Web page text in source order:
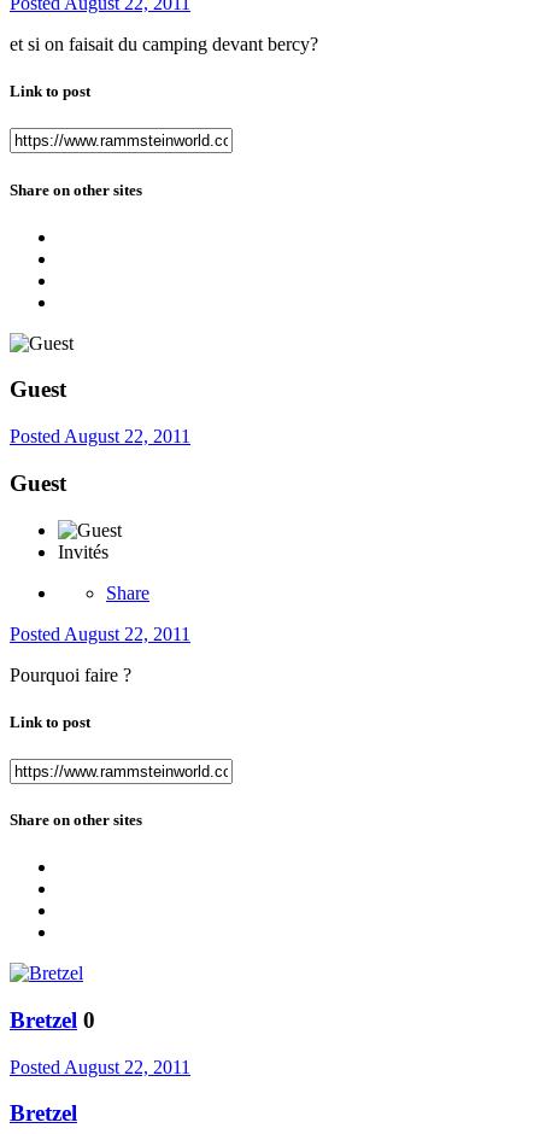
et si on faisait du camping devant bercy?
Link to post
Share on other sites
Guest
Posted August 22, 2011
Guest
Invités
Share
Posted August 22, 2011
Pourquoi faire ?
Link to post
Share on other sites
Bretzel 0
Posted August 22, 2011
Bretzel